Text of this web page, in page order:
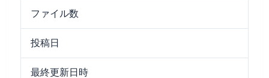
ファイル数
投稿日
最終更新日時